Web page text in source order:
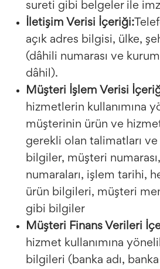
sureti gibi belgeler ile
İletişim Verisi İçeriği:
açık adres bilgisi, ülke,
(dâhili numarası ve
dâhil).
Müşteri İşlem Verisi
hizmetlerin kullanımına
müşterinin ürün ve
gerekli olan talimatları
bilgiler, müşteri
numaraları, işlem tarihi,
ürün bilgileri, müşteri
gibi bilgiler
Müşteri Finans Verileri
hizmet kullanımına
bilgileri (banka adı,